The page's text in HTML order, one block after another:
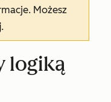
Możesz
.
logiką